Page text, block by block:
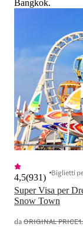
Bangkok.
Super Visa per
Snow Town
4,5(931) Biglietti
daORIGINAL PRICE